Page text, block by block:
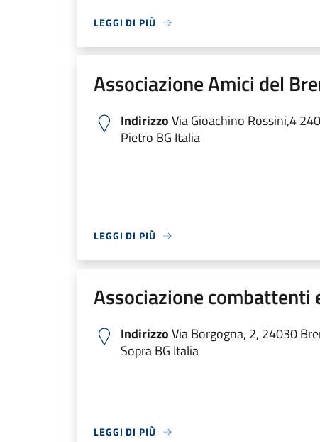
LEGGI DI PIÙ
Associazione Amici del
IndirizzoVia Gioachino Rossini,4
Pietro BG Italia
LEGGI DI PIÙ
Associazione combattenti
IndirizzoVia Borgogna, 2, 24030
Sopra BG Italia
LEGGI DI PIÙ